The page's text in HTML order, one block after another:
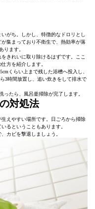
がち。しかし、特徴的なドロリとし
が集まっており不衛生で、熱効率が落
ります。
きれいに取り除けるはずです。ここ
方を紹介します。
くらい上まで残した浴槽へ投入し、
3時間放置し、追い炊きをして排水で
たら、風呂釜掃除が完了します。
対処法
えやすい場所です。日ごろから掃除
るということもあります。
カビを撃退しましょう。